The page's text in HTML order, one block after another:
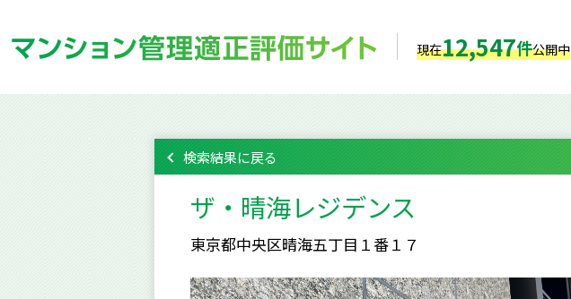
現在12,547件公開中
検索結果に戻る
ザ・晴海レジデンス
東京都中央区晴海五丁目１番１７